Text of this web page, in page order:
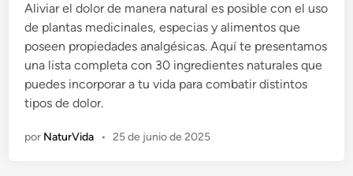
i
c
a
d
o
e
Aliviar el dolor de manera natural es posible con el uso
de plantas medicinales, especias y alimentos que
poseen propiedades analgésicas. Aquí te presentamos
una lista completa con 30 ingredientes naturales que
puedes incorporar a tu vida para combatir distintos
tipos de dolor.
por NaturVida • 25 de junio de 2025